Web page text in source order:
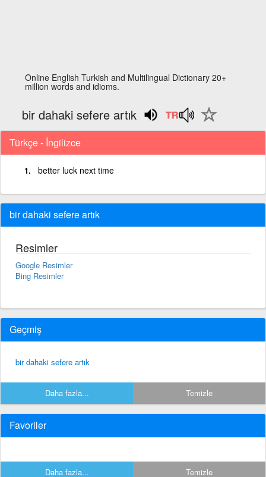
Online English Turkish and Multilingual Dictionary 20+
million words and idioms.
bir dahaki sefere artık
Türkçe - İngilizce
better luck next time
bir dahaki sefere artık
Resimler
Google Resimler
Bing Resimler
Geçmiş
bir dahaki sefere artık
Daha fazla... Temizle
Favoriler
Daha fazla... Temizle